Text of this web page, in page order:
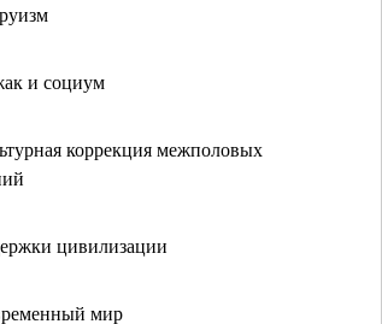
и социум
коррекция межполовых
цивилизации
мир